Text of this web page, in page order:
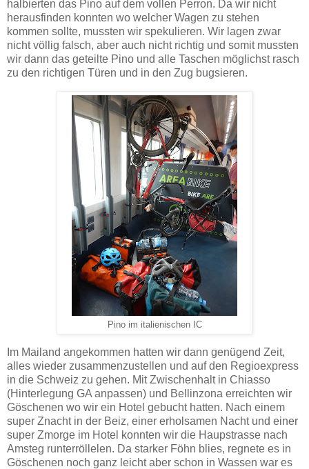
halbierten das Pino auf dem vollen Perron. Da wir nicht
herausfinden konnten wo welcher Wagen zu stehen
kommen sollte, mussten wir spekulieren. Wir lagen zwar
nicht völlig falsch, aber auch nicht richtig und somit mussten
wir dann das geteilte Pino und alle Taschen möglichst rasch
zu den richtigen Türen und in den Zug bugsieren.
Pino im italienischen IC
Im Mailand angekommen hatten wir dann genügend Zeit,
alles wieder zusammenzustellen und auf den Regioexpress
in die Schweiz zu gehen. Mit Zwischenhalt in Chiasso
(Hinterlegung GA anpassen) und Bellinzona erreichten wir
Göschenen wo wir ein Hotel gebucht hatten. Nach einem
super Znacht in der Beiz, einer erholsamen Nacht und einer
super Zmorge im Hotel konnten wir die Haupstrasse nach
Amsteg runterröllelen. Da starker Föhn blies, regnete es in
Göschenen noch ganz leicht aber schon in Wassen war es